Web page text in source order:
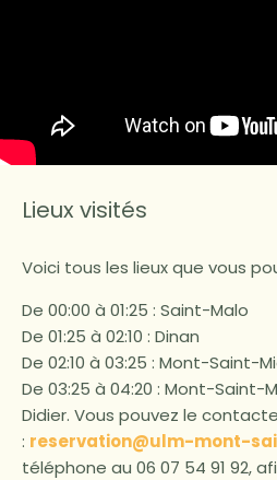
Lieux visités
Voici tous les lieux que vous
De 00:00 à 01:25 : Saint-Malo
De 01:25 à 02:10 : Dinan
De 02:10 à 03:25 : Mont-Saint-
De 03:25 à 04:20 : Mont-Saint-
Didier. Vous pouvez le
: reservation@ulm-mont-
téléphone au 06 07 54 91 92,